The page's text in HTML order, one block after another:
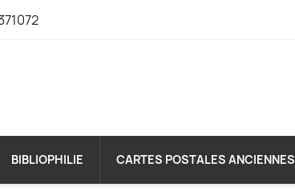
BIBLIOPHILIE CARTES POSTALES ANCIENNES